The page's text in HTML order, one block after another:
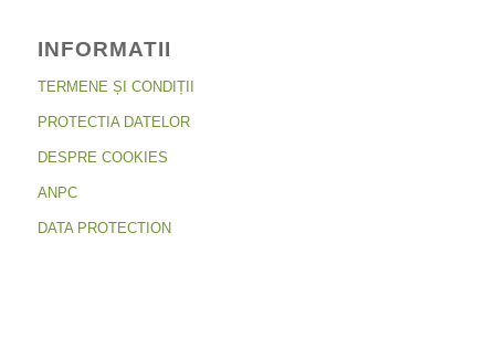
INFORMATII
TERMENE ȘI CONDIȚII
PROTECTIA DATELOR
DESPRE COOKIES
ANPC
DATA PROTECTION